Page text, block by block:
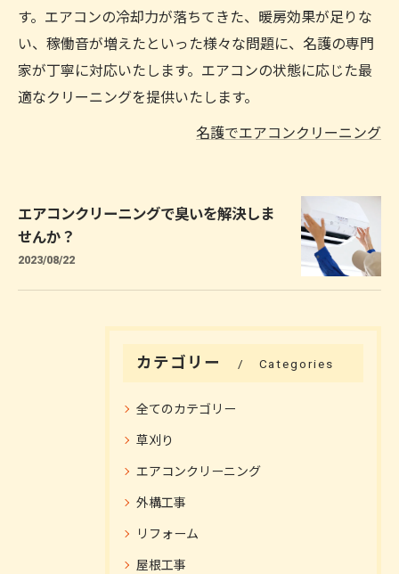
す。エアコンの冷却力が落ちてきた、暖房効果が足りな
い、稼働音が増えたといった様々な問題に、名護の専門
家が丁寧に対応いたします。エアコンの状態に応じた最
適なクリーニングを提供いたします。
名護でエアコンクリーニング
エアコンクリーニングで臭いを解決しま
せんか？
2023/08/22
カテゴリー Categories
全てのカテゴリー
草刈り
エアコンクリーニング
外構工事
リフォーム
屋根工事